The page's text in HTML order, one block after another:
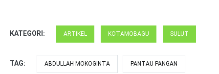
KATEGORI: ARTIKEL KOTAMOBAGU SULUT
TAG: ABDULLAH MOKOGINTA PANTAU PANGAN